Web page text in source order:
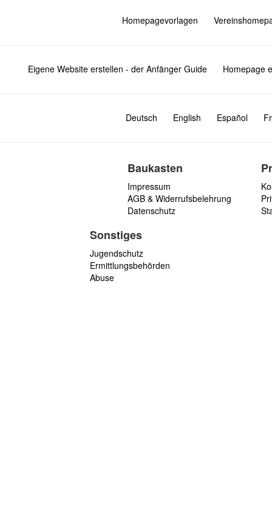
Homepagevorlagen
Eigene Website erstellen - der Anfänger Guide Homepage
Deutsch English Español
Baukasten
Impressum
AGB & Widerrufsbelehrung
Datenschutz
Sonstiges
Jugendschutz
Ermittlungsbehörden
Abuse